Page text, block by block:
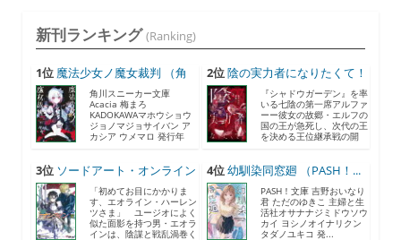
新刊ランキング (Ranking)
1位 魔法少女ノ魔女裁判 （角
川...
角川スニーカー文庫
Acacia 梅まろ
KADOKAWAマホウショウ
ジョノマジョサイバン ア
カシア ウメマロ 発行年
2位陰の実力者になりたくて！
...
『シャドウガーデン』を率
いる七陰の第一席アルファ
ーー彼女の故郷・エルフの
国の王が急死し、次代の王
を決める王位継承戦の開
3位 ソードアート・オンライン
2...
「初めてお目にかかりま
す、エオライン・ハーレン
ツさま」 ユージオによく
似た面影を持つ男・エオラ
インは、陰謀と戦乱渦巻く
4位幼馴染同窓廻 （PASH！...
PASH！文庫 吉野おいなり
君 ただのゆきこ 主婦と生
活社オサナナジミドウソウ
カイ ヨシノオイナリクン
タダノユキコ 発...